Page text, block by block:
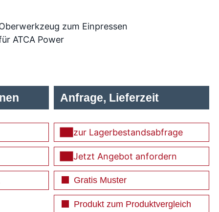
zum Einpressen
ATCA Power
Anfrage, Lieferzeit
zur Lagerbestandsabfrage
Jetzt Angebot anfordern
Gratis Muster
Produkt zum Produktvergleich